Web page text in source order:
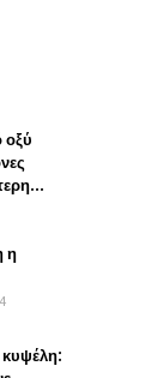
οξύ
η
κυψέλη: